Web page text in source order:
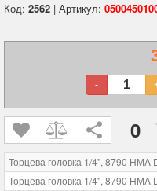
Код: 2562 | Артикул:
-
0
Торцева головка 1/4", 8790
Торцева головка 1/4", 8790